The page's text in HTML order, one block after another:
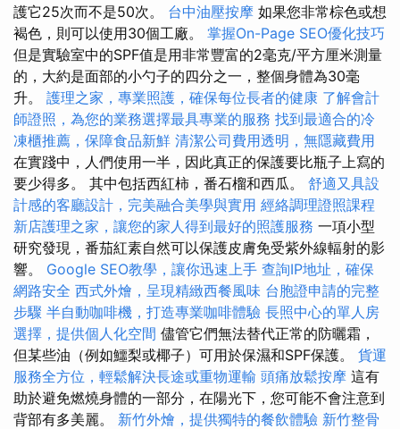
護它25次而不是50次。 台中油壓按摩 如果您非常棕色或想
褐色，則可以使用30個工廠。 掌握On-Page SEO優化技巧
但是實驗室中的SPF值是用非常豐富的2毫克/平方厘米測量
的，大約是面部的小勺子的四分之一，整個身體為30毫
升。 護理之家，專業照護，確保每位長者的健康 了解會計
師證照，為您的業務選擇最具專業的服務 找到最適合的冷
凍櫃推薦，保障食品新鮮 清潔公司費用透明，無隱藏費用
在實踐中，人們使用一半，因此真正的保護要比瓶子上寫的
要少得多。 其中包括西紅柿，番石榴和西瓜。 舒適又具設
計感的客廳設計，完美融合美學與實用 經絡調理證照課程
新店護理之家，讓您的家人得到最好的照護服務 一項小型
研究發現，番茄紅素自然可以保護皮膚免受紫外線輻射的影
響。 Google SEO教學，讓你迅速上手 查詢IP地址，確保
網路安全 西式外燴，呈現精緻西餐風味 台胞證申請的完整
步驟 半自動咖啡機，打造專業咖啡體驗 長照中心的單人房
選擇，提供個人化空間 儘管它們無法替代正常的防曬霜，
但某些油（例如鱷梨或椰子）可用於保濕和SPF保護。 貨運
服務全方位，輕鬆解決長途或重物運輸 頭痛放鬆按摩 這有
助於避免燃燒身體的一部分，在陽光下，您可能不會注意到
背部有多美麗。 新竹外燴，提供獨特的餐飲體驗 新竹整骨